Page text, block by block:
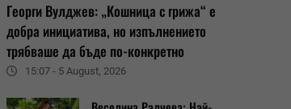
Георги Вулджев: „Кошница с грижа“ е
добра инициатива, но изпълнението
трябваше да бъде по-конкретно
15:07 - 5 August, 2026